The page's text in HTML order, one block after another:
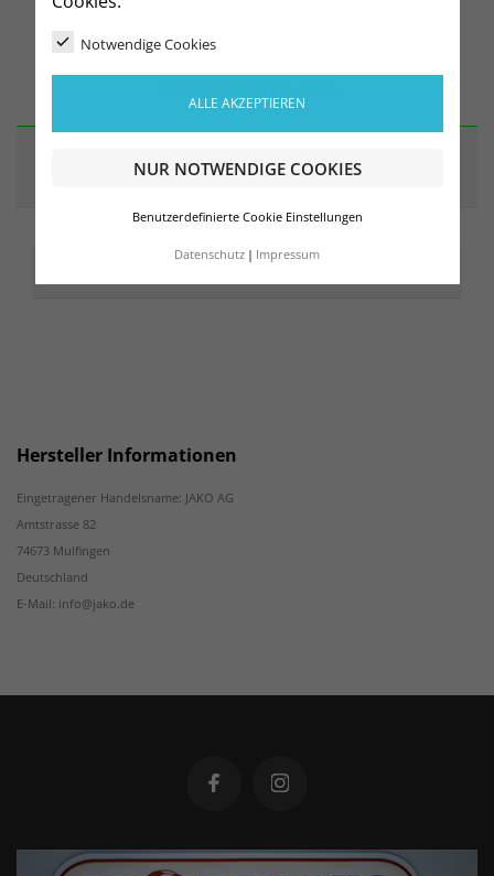
Notwendige Cookies
ALLE AKZEPTIEREN
NUR NOTWENDIGE COOKIES
Benutzerdefinierte Cookie Einstellungen
Datenschutz Impressum
ARTIKELDETAILS
Hersteller Informationen
Eingetragener Handelsname: JAKO AG
Amtstrasse 82
74673 Mulfingen
Deutschland
E-Mail: info@jako.de